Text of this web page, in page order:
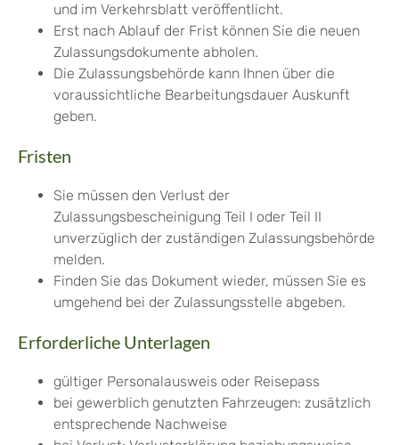
und im Verkehrsblatt veröffentlicht.
Erst nach Ablauf der Frist können Sie die neuen
Zulassungsdokumente abholen.
Die Zulassungsbehörde kann Ihnen über die
voraussichtliche Bearbeitungsdauer Auskunft
geben.
Fristen
Sie müssen den Verlust der
Zulassungsbescheinigung Teil I oder Teil II
unverzüglich der zuständigen Zulassungsbehörde
melden.
Finden Sie das Dokument wieder, müssen Sie es
umgehend bei der Zulassungsstelle abgeben.
Erforderliche Unterlagen
gültiger Personalausweis oder Reisepass
bei gewerblich genutzten Fahrzeugen: zusätzlich
entsprechende Nachweise